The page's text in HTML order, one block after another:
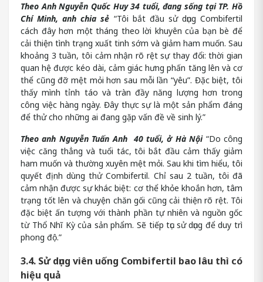
Theo Anh Nguyễn Quốc Huy 34 tuổi, đang sống tại TP. Hồ
Chí Minh, anh chia sẻ “Tôi bắt đầu sử dụng Combifertil
cách đây hơn một tháng theo lời khuyên của bạn bè để
cải thiện tình trạng xuất tinh sớm và giảm ham muốn. Sau
khoảng 3 tuần, tôi cảm nhận rõ rệt sự thay đổi: thời gian
quan hệ được kéo dài, cảm giác hưng phấn tăng lên và cơ
thể cũng đỡ mệt mỏi hơn sau mỗi lần “yêu”. Đặc biệt, tôi
thấy mình tỉnh táo và tràn đầy năng lượng hơn trong
công việc hàng ngày. Đây thực sự là một sản phẩm đáng
để thử cho những ai đang gặp vấn đề về sinh lý.”
Theo anh Nguyễn Tuấn Anh 40 tuổi, ở Hà Nội“Do công
việc căng thẳng và tuổi tác, tôi bắt đầu cảm thấy giảm
ham muốn và thường xuyên mệt mỏi. Sau khi tìm hiểu, tôi
quyết định dùng thử Combifertil. Chỉ sau 2 tuần, tôi đã
cảm nhận được sự khác biệt: cơ thể khỏe khoắn hơn, tâm
trạng tốt lên và chuyện chăn gối cũng cải thiện rõ rệt. Tôi
đặc biệt ấn tượng với thành phần tự nhiên và nguồn gốc
từ Thổ Nhĩ Kỳ của sản phẩm. Sẽ tiếp tục sử dụng để duy trì
phong độ.”
3.4. Sử dụng viên uống Combifertil bao lâu thì có
hiệu quả